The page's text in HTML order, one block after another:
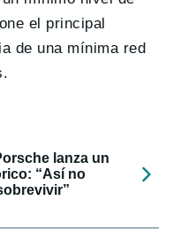
el principal
de una mínima red
lanza un
“Así no